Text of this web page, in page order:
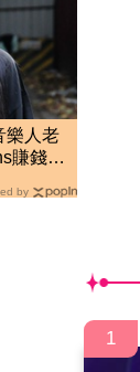
樂人老
賺錢」
by
1